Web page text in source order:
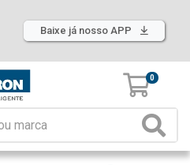
Baixe já nosso APP
0